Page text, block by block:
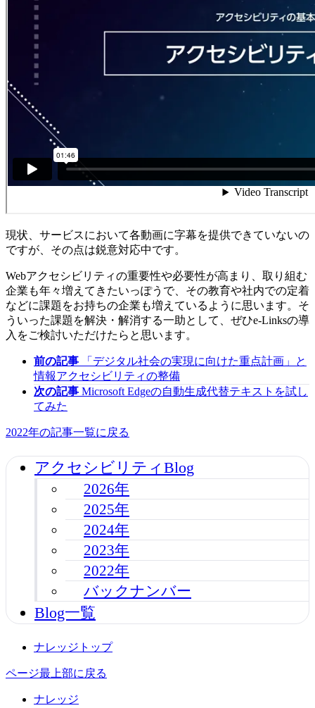
現状、サービスにおいて各動画に字幕を提供できていないの
ですが、その点は鋭意対応中です。
Webアクセシビリティの重要性や必要性が高まり、取り組む
企業も年々増えてきたいっぽうで、その教育や社内での定着
などに課題をお持ちの企業も増えているように思います。そ
ういった課題を解決・解消する一助として、ぜひe-Linksの導
入をご検討いただけたらと思います。
前の記事
「デジタル社会の実現に向けた重点計画」と
情報アクセシビリティの整備
次の記事 Microsoft Edgeの自動生成代替テキストを試し
てみた
2022年の記事一覧に戻る
アクセシビリティBlog
2026年
2025年
2024年
2023年
2022年
バックナンバー
Blog一覧
ナレッジトップ
ページ最上部に戻る
ナレッジ